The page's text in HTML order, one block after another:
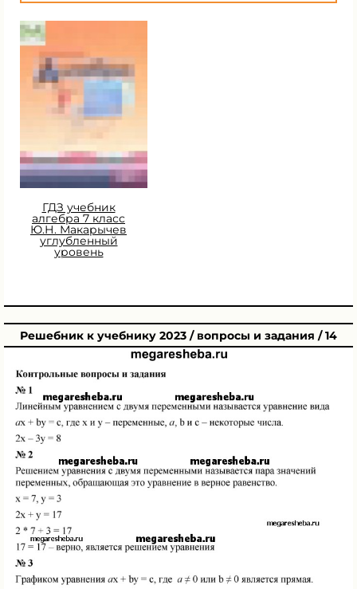
ГДЗ учебник
алгебра 7 класс
Ю.Н. Макарычев
углубленный
уровень
Решебник к учебнику 2023 / вопросы и задания / 14